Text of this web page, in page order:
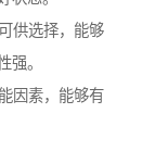
供选择，能够
强。
因素，能够有